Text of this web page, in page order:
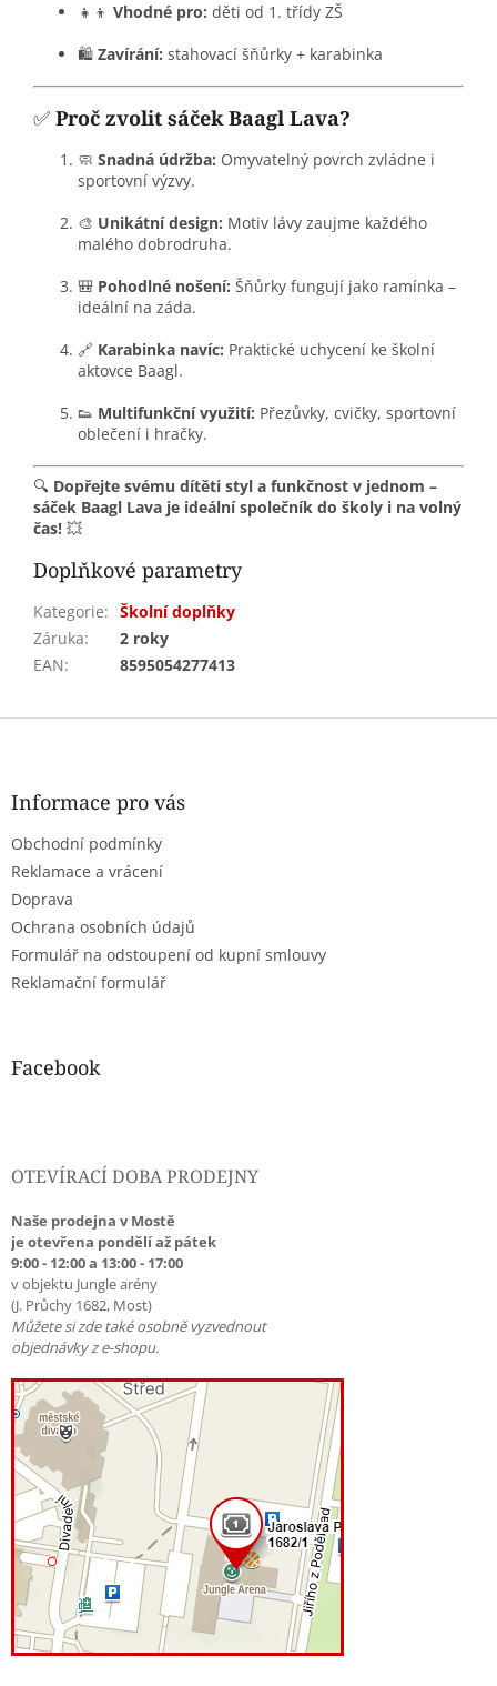
👧👦 Vhodné pro: děti od 1. třídy ZŠ
🛍️ Zavírání: stahovací šňůrky + karabinka
✅ Proč zvolit sáček Baagl Lava?
🧼 Snadná údržba: Omyvatelný povrch zvládne i
sportovní výzvy.
🎨 Unikátní design: Motiv lávy zaujme každého
malého dobrodruha.
🎒 Pohodlné nošení: Šňůrky fungují jako ramínka –
ideální na záda.
🔗 Karabinka navíc: Praktické uchycení ke školní
aktovce Baagl.
👟 Multifunkční využití: Přezůvky, cvičky, sportovní
oblečení i hračky.
🔍 Dopřejte svému dítěti styl a funkčnost v jednom –
sáček Baagl Lava je ideální společník do školy i na volný
čas! 💥
Doplňkové parametry
Kategorie: Školní doplňky
Záruka:
2 roky
EAN: 8595054277413
Z
Informace pro vás
Obchodní podmínky
Reklamace a vrácení
Doprava
Ochrana osobních údajů
Formulář na odstoupení od kupní smlouvy
Reklamační formulář
Facebook
OTEVÍRACÍ DOBA PRODEJNY
Naše prodejna v Mostě
je otevřena pondělí až pátek
9:00 - 12:00 a 13:00 - 17:00
v objektu Jungle arény
(J. Průchy 1682, Most)
Můžete si zde také osobně vyzvednout
objednávky z e-shopu.